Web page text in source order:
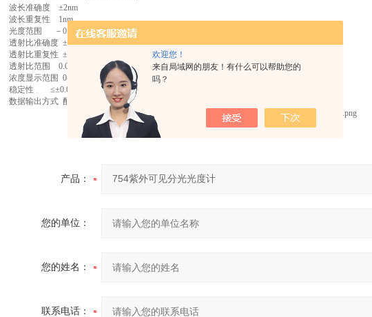
欢迎您！
来自局域网的朋友！有什么可以帮助您的
吗？
波长准确度 ±2nm
波长重复性 1nm
光度范围 －0.301 A～3 A
透射比准确度 ±0.5%T
透射比重复性 ±0.2%T
透射比范围 0.0-125%T
浓度显示范围 0-99999
稳定性 ≤±0.002A/h
数据输出方式 配有RS232通讯接口，可配软件
产品：
您的单位：
您的姓名：
联系电话：